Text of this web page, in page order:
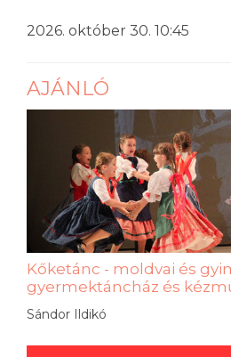
2026. október 30. 10:45
AJÁNLÓ
Kőketánc - moldvai és
gyermektáncház és
Sándor Ildikó